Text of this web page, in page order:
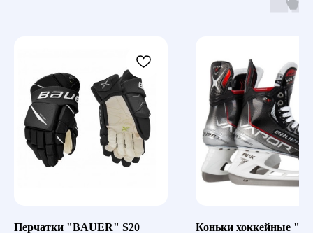
Перчатки "BAUER" S20 Коньки хоккейные